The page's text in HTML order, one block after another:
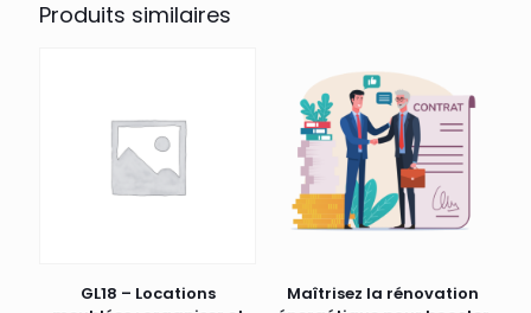
Produits similaires
GL18 – Locations
Maîtrisez la rénovation